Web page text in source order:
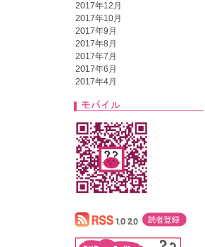
2017年12月
2017年10月
2017年9月
2017年8月
2017年7月
2017年6月
2017年4月